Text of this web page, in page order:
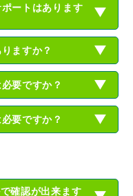
ートはあります
▼
ますか？ ▼
要ですか？ ▼
要ですか？ ▼
確認が出来ます